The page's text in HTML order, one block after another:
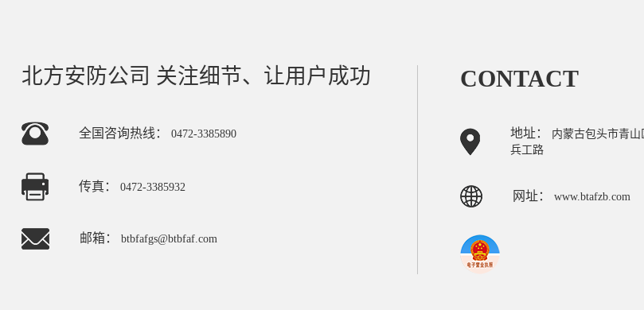
北方安防公司 关注细节、让用户成功
全国咨询热线： 0472-3385890
传真： 0472-3385932
邮箱： btbfafgs@btbfaf.com
CONTACT
地址：
内蒙古包头市青山
兵工路
网址： www.btafzb.com